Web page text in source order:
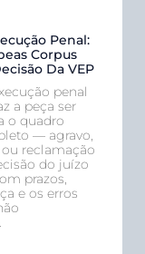
Penal:
Corpus
Da VEP
penal
a peça ser
o quadro
— agravo,
reclamação
do juízo
prazos,
e os erros